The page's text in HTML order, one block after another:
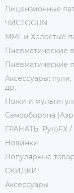
Лицензионные
ЧИСТОGUN
ММГ и Холостые
Пневматические
Пневматические
Аксессуары:
др.
Ножи и
Самооборона
ГРАНАТЫ PyroFX /
Новинки
Популярные
СКИДКИ!
Аксессуары